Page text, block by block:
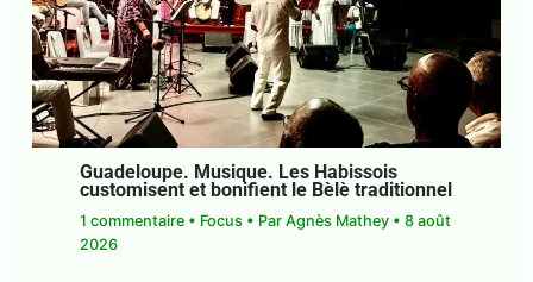
Article précédent Article suivant
PUBLICATIONS SIMILAIRES